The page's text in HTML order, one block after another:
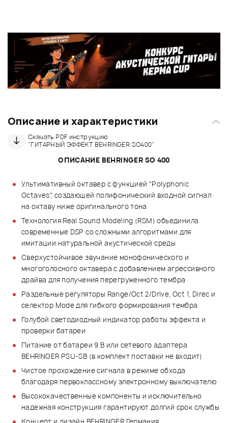
Описание и характеристики
Скачать PDF инструкцию
"ГИТАРНЫЙ ЭФФЕКТ BEHRINGER SO400"
ОПИСАНИЕ BEHRINGER SO 400
Ультимативный октавер с функцией "Polyphonic
Octaves", создающей полифонический входной сигнал
на октаву ниже оригинального тона
Технология Real Sound Modeling (RSM) объединила
современные DSP со сложными алгоритмами для
имитации натуральной акустической среды
Сверхустойчивое звучание монофонического и
многоголосного октавера с добавлением агрессивного
драйва для получения перегруженного тембра
Раздельные регуляторы Range/Oct 2/Drive, Oct 1, Direc и
селектор Mode для гибкого формирования тембра
Голубой светодиодный индикатор работы эффекта и
проверки батареи
Питание от батареи 9 В или сетевого адаптера
BEHRINGER PSU-SB (в комплект поставки не входит)
Чистое прохождение сигнала в режиме обхода
благодаря первоклассному электронному выключателю
Высококачественные компоненты и исключительно
надежная конструкция гарантируют долгий срок службы